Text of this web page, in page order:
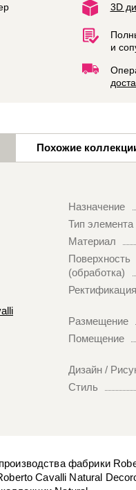
3D
и
Похожие
Назначение
Тип элемента
Материал
Поверхность
(обработка)
Ректификация
Размещение
Помещение
Дизайн /
Стиль
фабрики
Cavalli Natural